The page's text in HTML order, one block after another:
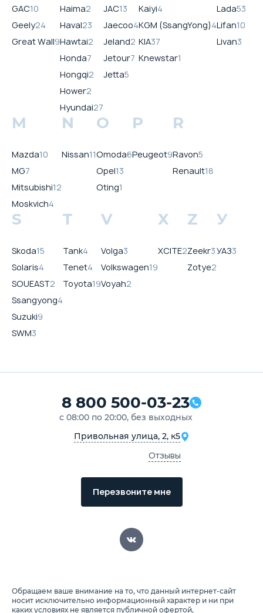
GAC10
Geely24
Great Wall9
Haima2
Haval23
Hawtai2
Honda7
Hongqi2
Hower2
Hyundai27
JAC13
Jaecoo4
Jeland2
Jetour7
Jetta5
Kaiyi4
KGM (SsangYong)4
KIA37
Knewstar1
Lada53
Lifan10
Livan3
M
Mazda10
MG7
Mitsubishi12
Moskvich4
N
Nissan11
O
Omoda6
Opel13
Oting1
P
Peugeot9
R
Ravon5
Renault18
S
Skoda15
Solaris4
SOUEAST2
Ssangyong4
Suzuki9
SWM3
T
Tank4
Tenet4
Toyota19
V
Volga3
Volkswagen19
Voyah2
X
XCITE2
Z
Zeekr3
Zotye2
У
УАЗ3
8 800 500-03-23
с 08:00 по 20:00, без выходных
Привольная улица, 2, к5
Отзывы
Перезвоните мне
Обращаем ваше внимание на то, что данный интернет-сайт
носит исключительно информационный характер и ни при
каких условиях не является публичной офертой,